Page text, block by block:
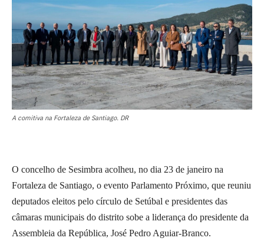
A comitiva na Fortaleza de Santiago. DR
O concelho de Sesimbra acolheu, no dia 23 de janeiro na
Fortaleza de Santiago, o evento Parlamento Próximo, que reuniu
deputados eleitos pelo círculo de Setúbal e presidentes das
câmaras municipais do distrito sobe a liderança do presidente da
Assembleia da República, José Pedro Aguiar-Branco.